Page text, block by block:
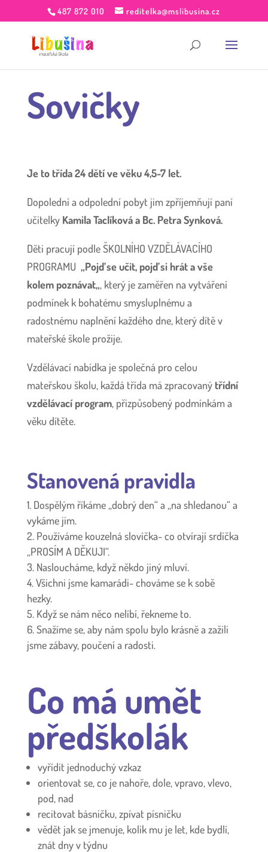
487 872 010 reditelka@mslibusina.cz
Sovičky
Je to třída 24 dětí ve věku 4,5-7 let.
Dopolední a odpolední pobyt jim zpříjemňují paní
učitelky Kamila Taclíková a Bc. Petra Synková.
Děti pracují podle ŠKOLNÍHO VZDĚLÁVACÍHO
PROGRAMU „Pojď se učit, pojď si hrát a vše
kolem poznávat„, který je zaměřen na vytváření
podmínek k bohatému smysluplnému a
radostnému naplnění každého dne, který dítě v
mateřské škole prožije.
Vzdělávací nabídka je společná pro celou
mateřskou školu, každá třída má zpracovaný třídní
vzdělávací program, přizpůsobený podmínkám a
věku dítěte.
Stanovená pravidla
Dospělým říkáme „dobrý den“ a „na shledanou“ a
vykáme jim.
Používáme kouzelná slovíčka- co otvírají srdíčka
„PROSÍM A DĚKUJI“.
Nasloucháme, když někdo jiný mluví.
Všichni jsme kamarádi- chováme se k sobě
hezky.
Když se nám něco nelíbí, řekneme to.
Snažíme se, aby nám spolu bylo krásně a zažili
jsme zábavy, poučení a radosti.
Co má umět
předškolák
vyřídit jednoduchý vzkaz
orientovat se, co je nahoře, dole, vpravo, vlevo,
pod, nad
recitovat básničku, zpívat písničku
vědět jak se jmenuje, kolik mu je let, kde bydlí,
znát dny v týdnu